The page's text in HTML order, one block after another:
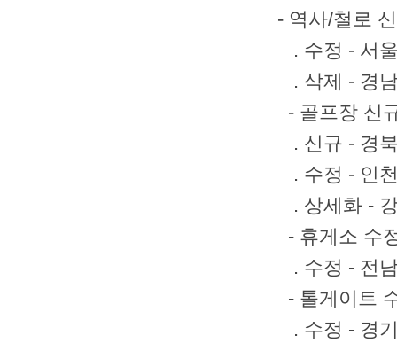
- 역사/철로
. 수정 - 서
. 삭제 - 경
- 골프장 신
. 신규 - 경
. 수정 - 인
. 상세화 -
- 휴게소 수
. 수정 - 전
- 톨게이트
. 수정 - 경